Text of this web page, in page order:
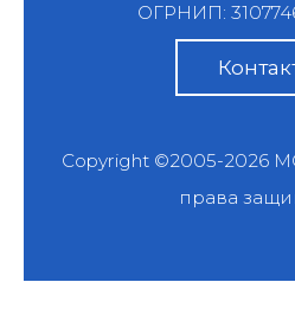
ОГРНИП:
Copyright ©2005-2026
права